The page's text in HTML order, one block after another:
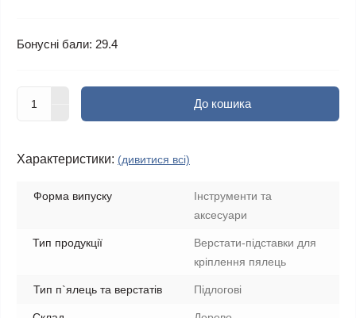
Бонусні бали: 29.4
До кошика
Характеристики: (дивитися всі)
Форма випуску
Інструменти та
аксесуари
Тип продукції
Верстати-підставки для
кріплення пялець
Тип п`ялець та верстатів Підлогові